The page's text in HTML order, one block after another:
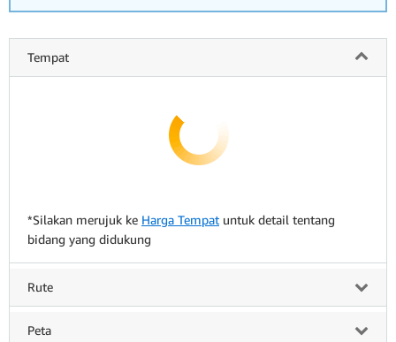
Tempat
*Silakan merujuk ke Harga Tempat untuk detail tentang
bidang yang didukung
Rute
Peta